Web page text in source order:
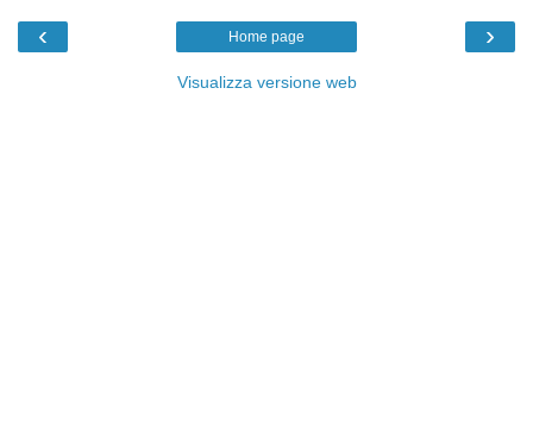
‹ ›
Home page
Visualizza versione web